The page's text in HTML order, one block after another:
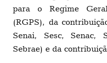
para o Regime
(RGPS), da
Senai, Sesc, Senac,
Sebrae) e da